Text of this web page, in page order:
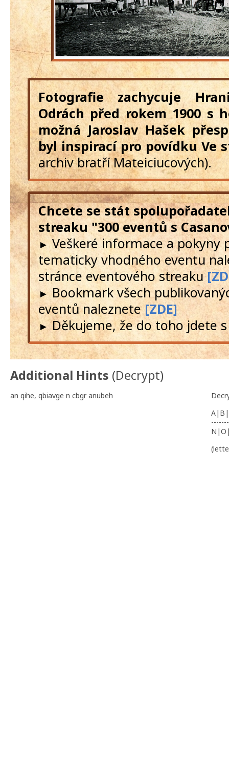
Fotografie zachycuje
Odrách před rokem 1900 s
možná Jaroslav Hašek
byl inspirací pro povídku Ve
archiv bratří Mateiciucových).
Chcete se stát
streaku "300 eventů s
►Veškeré informace a pokyny
tematicky vhodného eventu
stránce eventového streaku
►Bookmark všech
eventů naleznete[ZDE]
►Děkujeme, že do toho jdete
Additional Hints (Decrypt)
an qihe, qbiavge n cbgr anubeh